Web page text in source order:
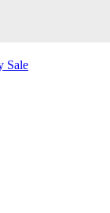
Sale